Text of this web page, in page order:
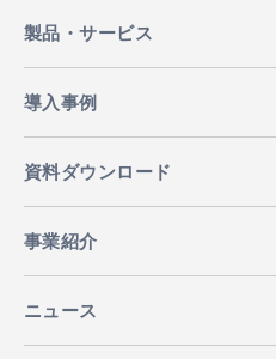
製品・サービス
導入事例
資料ダウンロード
事業紹介
ニュース